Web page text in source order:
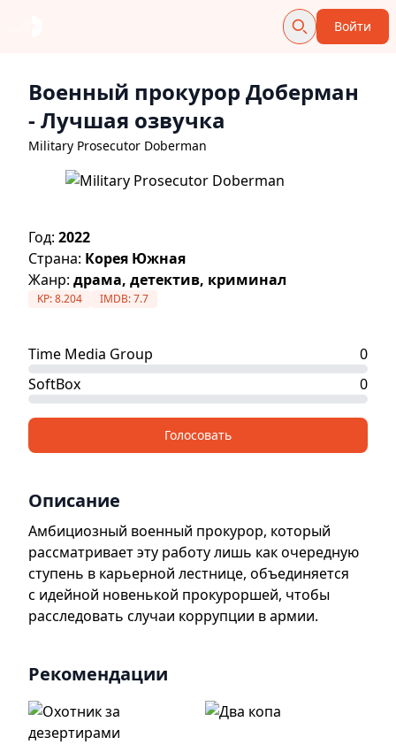
Войти
Военный прокурор Доберман
- Лучшая озвучка
Military Prosecutor Doberman
Год: 2022
Страна: Корея Южная
Жанр: драма, детектив, криминал
KP:8.204 IMDB:7.7
Time Media Group
0
SoftBox
0
Голосовать
Описание
Амбициозный военный прокурор, который
рассматривает эту работу лишь как очередную
ступень в карьерной лестнице, объединяется
с идейной новенькой прокуроршей, чтобы
расследовать случаи коррупции в армии.
Рекомендации